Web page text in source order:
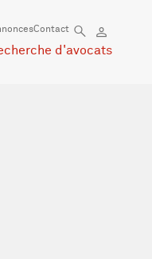
Contact
d'avocats